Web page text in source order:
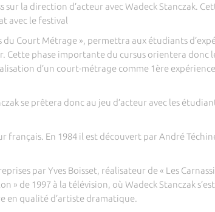
sur la direction d’acteur avec Wadeck Stanczak.
avec le festival
du Court Métrage », permettra aux étudiants
Cette phase importante du cursus orientera donc
d’un court-métrage comme 1ère expérience
se prêtera donc au jeu d’acteur avec les
français. En 1984 il est découvert par André
par Yves Boisset, réalisateur de « Les
» de 1997 à la télévision, où Wadeck Stanczak
en qualité d’artiste dramatique.